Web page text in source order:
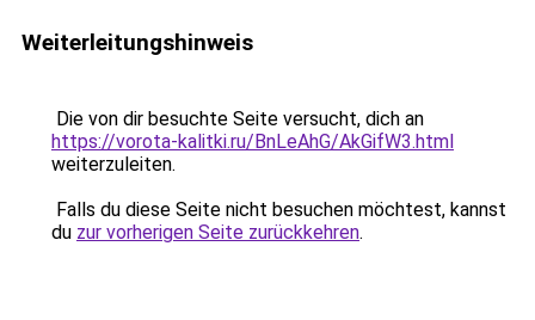
Weiterleitungshinweis
Die von dir besuchte Seite versucht, dich an
https://vorota-kalitki.ru/BnLeAhG/AkGifW3.html
weiterzuleiten.
Falls du diese Seite nicht besuchen möchtest, kannst
du zur vorherigen Seite zurückkehren.